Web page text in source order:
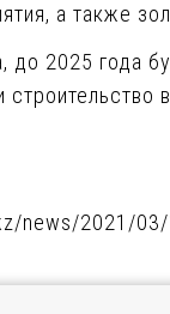
а также
до 2025 года
news/2021/